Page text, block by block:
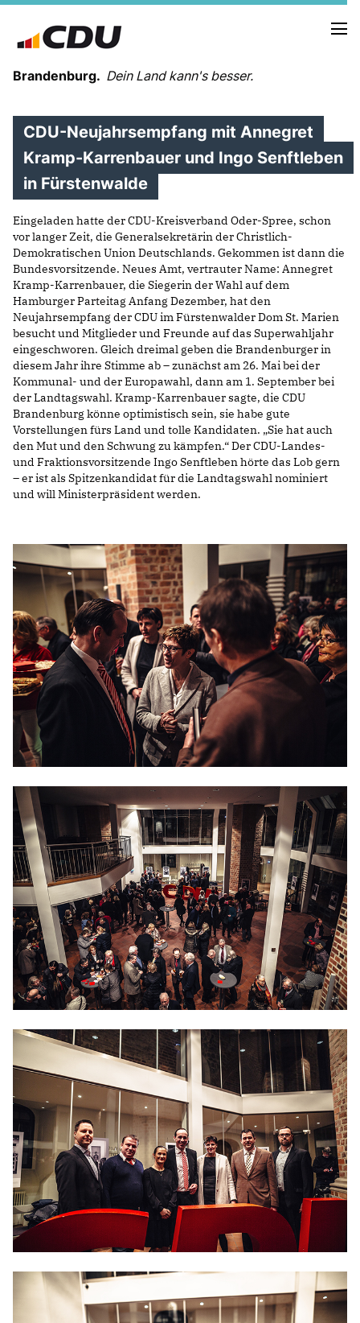
Brandenburg. Dein Land kann's besser.
MELDUNGEN
LANDESVORSTAND
LANDESGESCHÄFTSSTELLE
ORGANISATION
KREISVERBÄNDE
VEREINIGUNGEN UND SONDERORGANISATIONEN
LANDESFACHAUSSCHÜSSE
SATZUNG
PARTEIGESCHICHTE
PARTEIGERICHT
IM LANDTAG
IN DER LANDESREGIERUNG
IM BUNDESTAG
IM EUROPÄISCHEN PARLAMENT
BILDER
PROGRAMME
WICHTIGE BESCHLÜSSE DER CDU BRANDENBURG
75 JAHRE CDU BRANDENBURG
PRESSE
SPENDEN
Mitglied werden
CDU-Neujahrsempfang mit Annegret
Kramp-Karrenbauer und Ingo Senftleben
in Fürstenwalde
Eingeladen hatte der CDU-Kreisverband Oder-Spree, schon
vor langer Zeit, die Generalsekretärin der Christlich-
Demokratischen Union Deutschlands. Gekommen ist dann die
Bundesvorsitzende. Neues Amt, vertrauter Name: Annegret
Kramp-Karrenbauer, die Siegerin der Wahl auf dem
Hamburger Parteitag Anfang Dezember, hat den
Neujahrsempfang der CDU im Fürstenwalder Dom St. Marien
besucht und Mitglieder und Freunde auf das Superwahljahr
eingeschworen. Gleich dreimal geben die Brandenburger in
diesem Jahr ihre Stimme ab – zunächst am 26. Mai bei der
Kommunal- und der Europawahl, dann am 1. September bei
der Landtagswahl. Kramp-Karrenbauer sagte, die CDU
Brandenburg könne optimistisch sein, sie habe gute
Vorstellungen fürs Land und tolle Kandidaten. „Sie hat auch
den Mut und den Schwung zu kämpfen.“ Der CDU-Landes-
und Fraktionsvorsitzende Ingo Senftleben hörte das Lob gern
– er ist als Spitzenkandidat für die Landtagswahl nominiert
und will Ministerpräsident werden.